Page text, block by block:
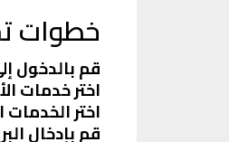
خطوات
قم بالدخول
اختر خدمات
اختر الخدمات
قم بإدخال